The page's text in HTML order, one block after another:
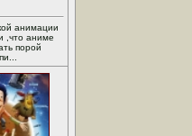
анимации
,что аниме
порой